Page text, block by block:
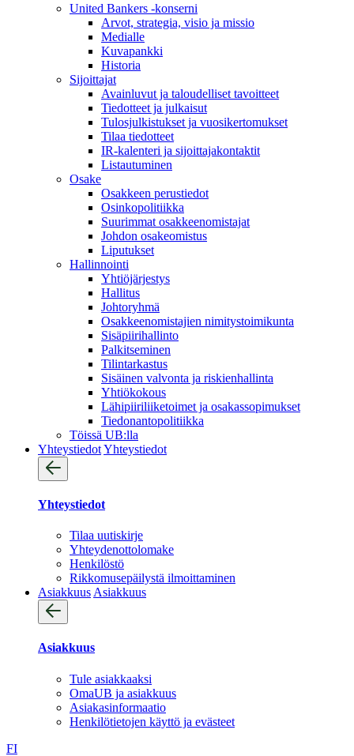
United Bankers -konserni
Arvot, strategia, visio ja missio
Medialle
Kuvapankki
Historia
Sijoittajat
Avainluvut ja taloudelliset tavoitteet
Tiedotteet ja julkaisut
Tulosjulkistukset ja vuosikertomukset
Tilaa tiedotteet
IR-kalenteri ja sijoittajakontaktit
Listautuminen
Osake
Osakkeen perustiedot
Osinkopolitiikka
Suurimmat osakkeenomistajat
Johdon osakeomistus
Liputukset
Hallinnointi
Yhtiöjärjestys
Hallitus
Johtoryhmä
Osakkeenomistajien nimitystoimikunta
Sisäpiirihallinto
Palkitseminen
Tilintarkastus
Sisäinen valvonta ja riskienhallinta
Yhtiökokous
Lähipiiriliiketoimet ja osakassopimukset
Tiedonantopolitiikka
Töissä UB:lla
YhteystiedotYhteystiedot
Yhteystiedot
Tilaa uutiskirje
Yhteydenotto­lomake
Henkilöstö
Rikkomusepäilystä ilmoittaminen
Asiakkuus Asiakkuus
Asiakkuus
Tule asiakkaaksi
OmaUB ja asiakkuus
Asiakasinformaatio
Henkilötietojen käyttö ja evästeet
FI